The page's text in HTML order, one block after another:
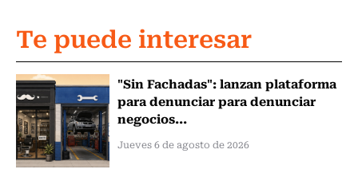
Te puede interesar
"Sin Fachadas": lanzan plataforma
para denunciar para denunciar
negocios...
Jueves 6 de agosto de 2026